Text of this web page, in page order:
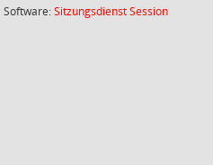
Software:SitzungsdienstSession(Wird in